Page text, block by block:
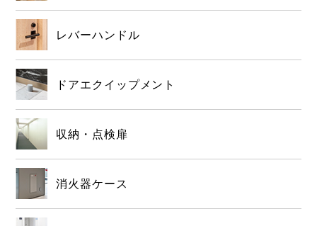
レバーハンドル
ドアエクイップメント
収納・点検扉
消火器ケース